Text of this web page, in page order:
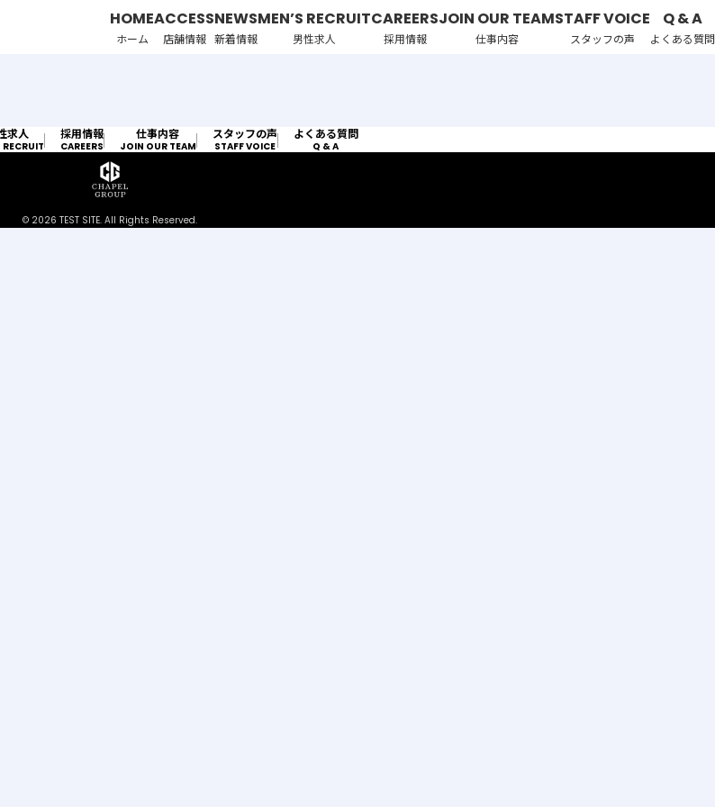
HOME
ホーム
ACCESS
店舗情報
NEWS
新着情報
MEN’S RECRUIT
男性求人
CAREERS
採用情報
JOIN OUR TEAM
仕事内容
STAFF VOICE
スタッフの声
Q & A
よくある質問
RECRUIT
求人
CAREERS
採用情報
JOIN OUR TEAM
仕事内容
STAFF VOICE
スタッフの声
Q & A
よくある質問
© 2026 TEST SITE. All Rights Reserved.